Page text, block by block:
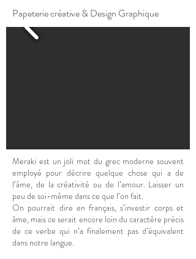
Papeterie créative & Design Graphique
Meraki est un joli mot du grec moderne souvent
employé pour décrire quelque chose qui a de
l’âme, de la créativité ou de l’amour. Laisser un
peu de soi-même dans ce que l’on fait.
On pourrait dire en français, s’investir corps et
âme, mais ce serait encore loin du caractère précis
de ce verbe qui n’a finalement pas d’équivalent
dans notre langue.